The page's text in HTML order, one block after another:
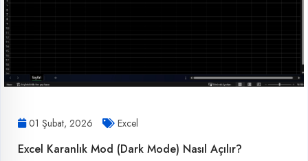
01 Şubat, 2026 Excel
Excel Karanlık Mod (Dark Mode) Nasıl Açılır?